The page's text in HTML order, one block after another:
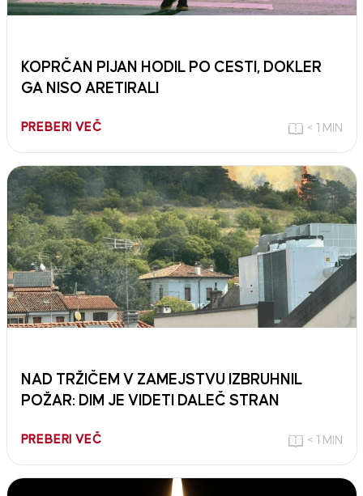
KOPRČAN PIJAN HODIL PO CESTI, DOKLER
GA NISO ARETIRALI
PREBERI VEČ < 1 MIN
NAD TRŽIČEM V ZAMEJSTVU IZBRUHNIL
POŽAR: DIM JE VIDETI DALEČ STRAN
PREBERI VEČ < 1 MIN